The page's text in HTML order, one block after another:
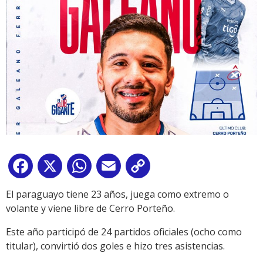
Facebook
X WhatsApp
Email
Link
El paraguayo tiene 23 años, juega como extremo o
volante y viene libre de Cerro Porteño.
Este año participó de 24 partidos oficiales (ocho como
titular), convirtió dos goles e hizo tres asistencias.